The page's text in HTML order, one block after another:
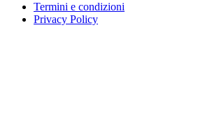
Termini e condizioni
Privacy Policy